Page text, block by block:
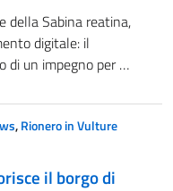
della Sabina reatina,
digitale: il
di un impegno per …
,Rionero in Vulture
il borgo di